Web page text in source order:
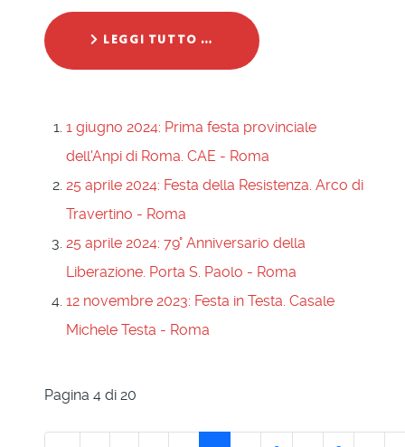
LEGGI TUTTO …
1 giugno 2024: Prima festa provinciale
dell'Anpi di Roma. CAE - Roma
25 aprile 2024: Festa della Resistenza. Arco di
Travertino - Roma
25 aprile 2024: 79° Anniversario della
Liberazione. Porta S. Paolo - Roma
12 novembre 2023: Festa in Testa. Casale
Michele Testa - Roma
Pagina 4 di 20